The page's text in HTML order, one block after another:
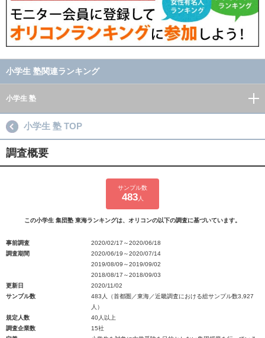
小学生 塾関連ランキング
小学生 塾
小学生 塾 TOP
調査概要
サンプル数
483人
この小学生 集団塾 東海ランキングは、オリコンの以下の調査に基づいています。
事前調査
2020/02/17～2020/06/18
調査期間
2020/06/19～2020/07/14
2019/08/09～2019/09/02
2018/08/17～2018/09/03
更新日
2020/11/02
サンプル数
483人（首都圏／東海／近畿調査における総サンプル数3,927
人）
規定人数
40人以上
調査企業数
15社